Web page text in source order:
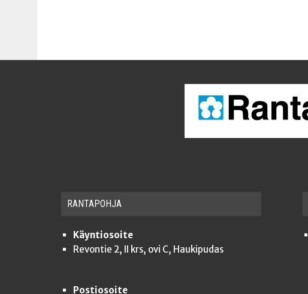
RAN­TA­POH­JA
Käyntiosoite
Revontie 2, II krs, ovi C, Haukipudas
Postiosoite